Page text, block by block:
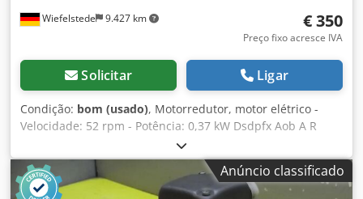
Wiefelstede 9.427 km € 350
Preço fixo acresce IVA
Solicitar Ligar
Condição: bom (usado), Motorredutor, motor elétrico -
Velocidade: 52 rpm - Potência: 0,37 kW Dsdpfx Aob A R
Nxoggeck - Forma construtiva: B3 - Diâmetro do eixo: Ø 14
mm - Classe de proteção: IP 55 - Peso: 10 kg
Anúncio classificado